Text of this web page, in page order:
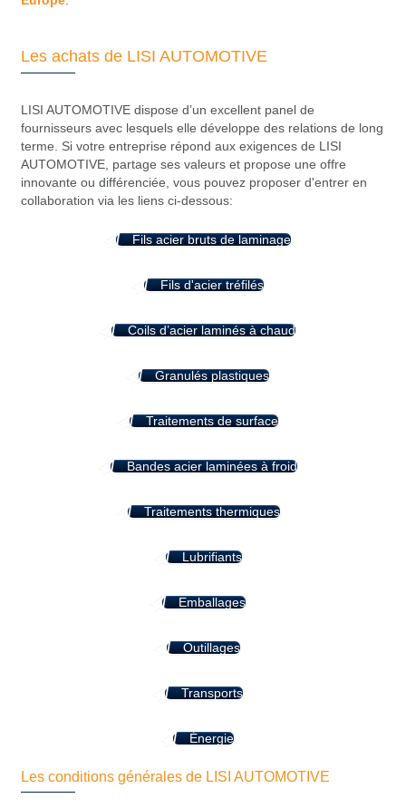
Les achats de LISI AUTOMOTIVE
LISI AUTOMOTIVE dispose d’un excellent panel de
fournisseurs avec lesquels elle développe des relations de long
terme. Si votre entreprise répond aux exigences de LISI
AUTOMOTIVE, partage ses valeurs et propose une offre
innovante ou différenciée, vous pouvez proposer d'entrer en
collaboration via les liens ci-dessous:
Fils acier bruts de laminage
Fils d'acier tréfilés
Coils d’acier laminés à chaud
Granulés plastiques
Traitements de surface
Bandes acier laminées à froid
Traitements thermiques
Lubrifiants
Emballages
Outillages
Transports
Énergie
Les conditions générales de LISI AUTOMOTIVE